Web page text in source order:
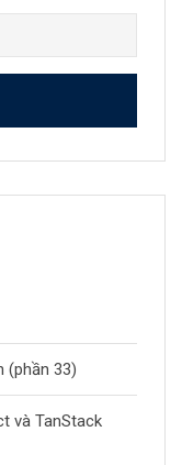
(phần 33)
và TanStack